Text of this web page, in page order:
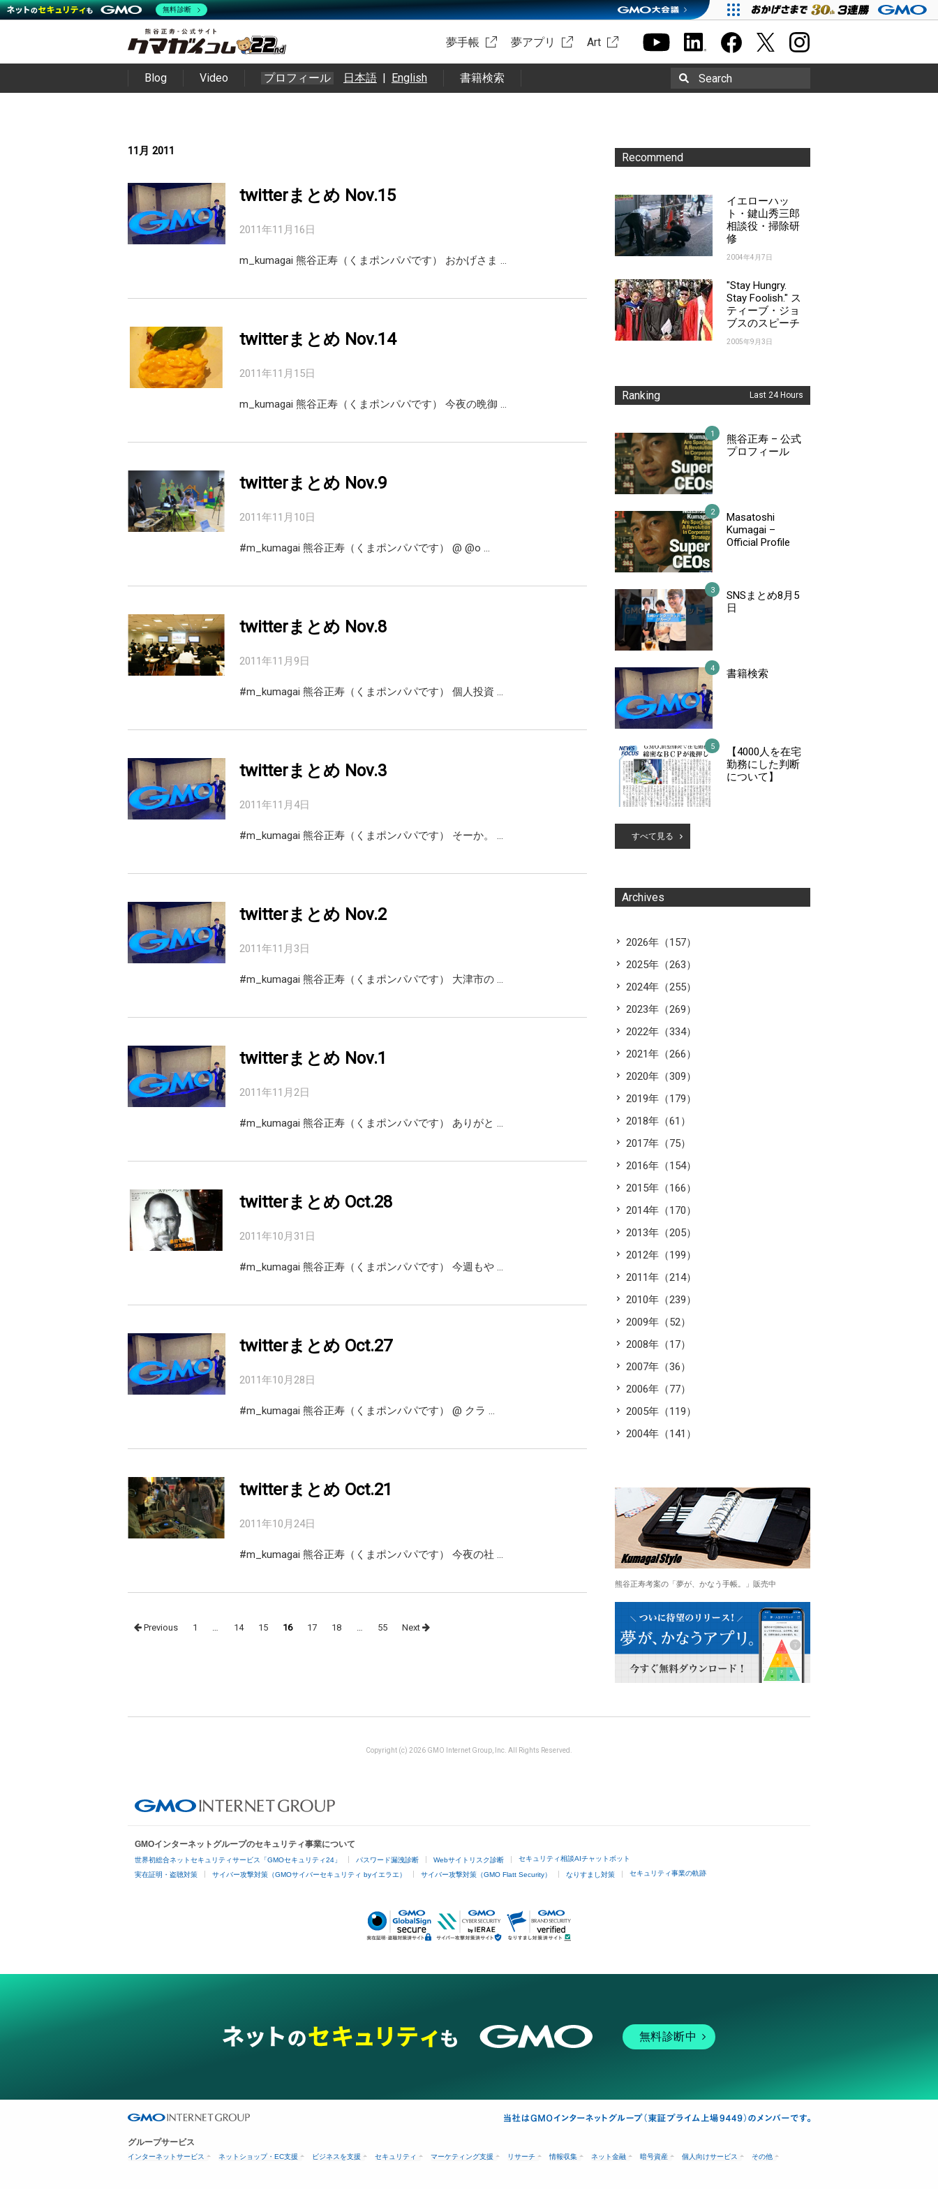
夢手帳 夢アプリ Art
Blog Video プロフィール 日本語 | English 書籍検索 Search
11月 2011
twitterまとめ Nov.15
2011年11月16日
m_kumagai 熊谷正寿（くまポンパパです） おかげさま …
twitterまとめ Nov.14
2011年11月15日
m_kumagai 熊谷正寿（くまポンパパです） 今夜の晩御 …
twitterまとめ Nov.9
2011年11月10日
#m_kumagai 熊谷正寿（くまポンパパです） @ @o …
twitterまとめ Nov.8
2011年11月9日
#m_kumagai 熊谷正寿（くまポンパパです） 個人投資 …
twitterまとめ Nov.3
2011年11月4日
#m_kumagai 熊谷正寿（くまポンパパです） そーか。 …
twitterまとめ Nov.2
2011年11月3日
#m_kumagai 熊谷正寿（くまポンパパです） 大津市の …
twitterまとめ Nov.1
2011年11月2日
#m_kumagai 熊谷正寿（くまポンパパです） ありがと …
twitterまとめ Oct.28
2011年10月31日
#m_kumagai 熊谷正寿（くまポンパパです） 今週もや …
twitterまとめ Oct.27
2011年10月28日
#m_kumagai 熊谷正寿（くまポンパパです） @ クラ …
twitterまとめ Oct.21
2011年10月24日
#m_kumagai 熊谷正寿（くまポンパパです） 今夜の社 …
PostsPrevious 1 … 14 15 16 17 18 … 55 Next
Recommend
イエローハッ
ト・鍵山秀三郎
相談役・掃除研
修
2004年4月7日
"Stay Hungry.
Stay Foolish." ス
ティーブ・ジョ
ブスのスピーチ
2005年9月3日
Ranking Last 24 Hours
熊谷正寿 – 公式
プロフィール
Masatoshi
Kumagai –
Official Profile
SNSまとめ8月5
日
書籍検索
【4000人を在宅
勤務にした判断
について】
すべて見る
Archives
2026年（157）
2025年（263）
2024年（255）
2023年（269）
2022年（334）
2021年（266）
2020年（309）
2019年（179）
2018年（61）
2017年（75）
2016年（154）
2015年（166）
2014年（170）
2013年（205）
2012年（199）
2011年（214）
2010年（239）
2009年（52）
2008年（17）
2007年（36）
2006年（77）
2005年（119）
2004年（141）
熊谷正寿考案の「夢が、かなう手帳。」販売中
Copyright (c) 2026 GMO Internet Group, Inc. All Rights Reserved.
GMOインターネットグループのセキュリティ事業について
世界初総合ネットセキュリティサービス「GMOセキュリティ24」 パスワード漏洩診断 Webサイトリスク診断 セキュリティ相談AIチャットボット
実在証明・盗聴対策 サイバー攻撃対策（GMOサイバーセキュリティ byイエラエ） サイバー攻撃対策（GMO Flatt Security） なりすまし対策 セキュリティ事業の軌跡
無料診断中
グループサービス
インターネットサービス ネットショップ・EC支援 ビジネスを支援 セキュリティ マーケティング支援 リサーチ 情報収集 ネット金融 暗号資産 個人向けサービス その他
無料診断